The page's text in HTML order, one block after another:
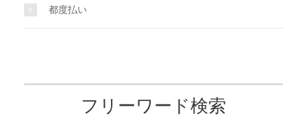
都度払い
フリーワード検索